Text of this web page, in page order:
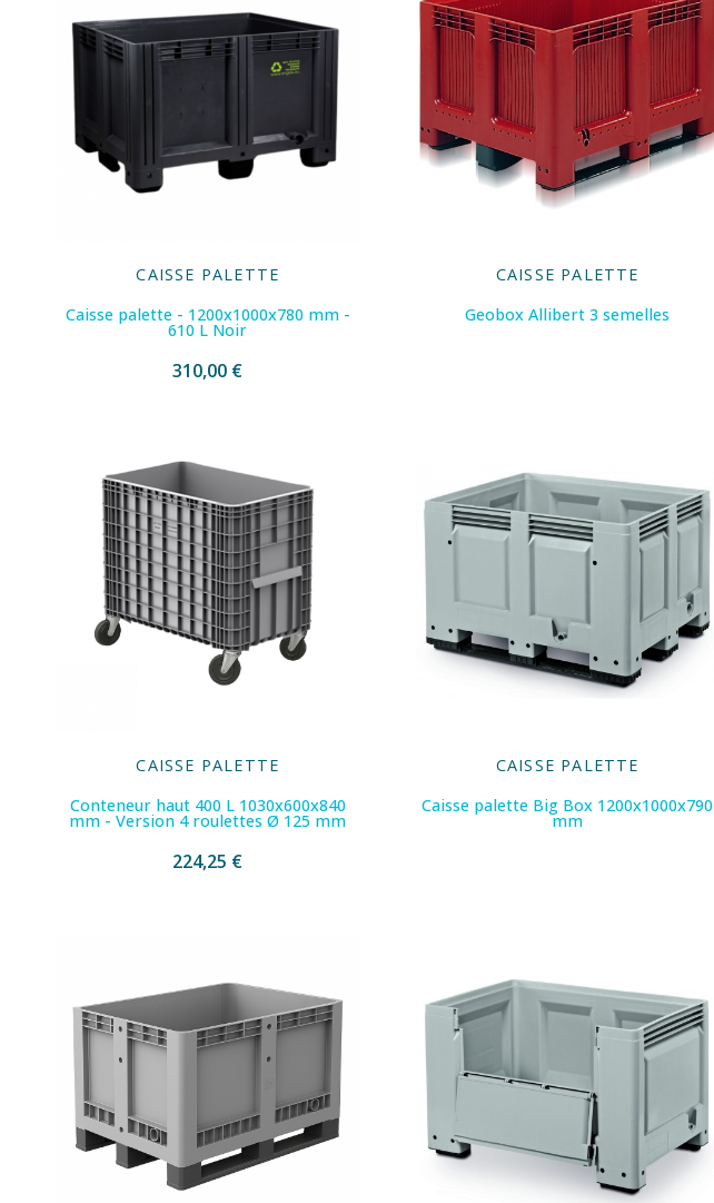
CAISSE PALETTE
Caisse palette - 1200x1000x780 mm -
610 L Noir
310,00 €
CAISSE PALETTE
Geobox Allibert 3 semelles
CAISSE PALETTE
Conteneur haut 400 L 1030x600x840
mm - Version 4 roulettes Ø 125 mm
224,25 €
CAISSE PALETTE
Caisse palette Big Box 1200x1000x790
mm